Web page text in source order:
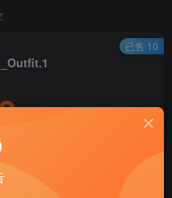
已售 10